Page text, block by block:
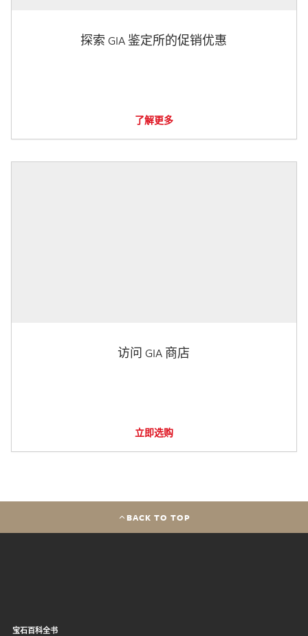
探索 GIA 鉴定所的促销优惠
了解更多
访问 GIA 商店
立即选购
BACK TO TOP
宝石百科全书